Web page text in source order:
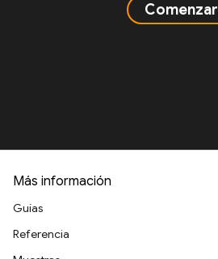
Comenzar
Más información
Guías
Referencia